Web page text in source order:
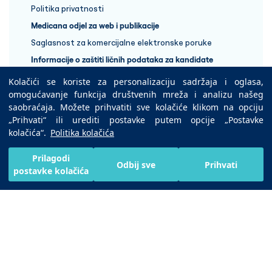
Kolačići se koriste za personalizaciju sadržaja i oglasa,
omogućavanje funkcija društvenih mreža i analizu našeg
saobraćaja. Možete prihvatiti sve kolačiće klikom na opciju
„Prihvati“ ili urediti postavke putem opcije „Postavke
kolačića“. Politika kolačića
Prilagodi
postavke kolačića
Odbij sve Prihvati
Politika privatnosti
Medicana odjel za web i publikacije
Saglasnost za komercijalne elektronske poruke
Informacije o zaštiti ličnih podataka za kandidate
+387 33 848 888
Copyright © 2025 Medicana Health Group
Preuzmite na